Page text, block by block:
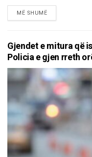
MË SHUMËDETAILS
Gjendet e mitura që
Policia e gjen rreth